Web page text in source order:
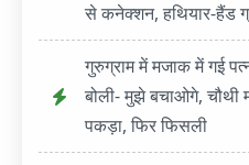
से कनेक्शन, हथियार-हैंड
गुरुग्राम में मजाक में गई
बोली- मुझे बचाओगे,
पकड़ा, फिर फिसली